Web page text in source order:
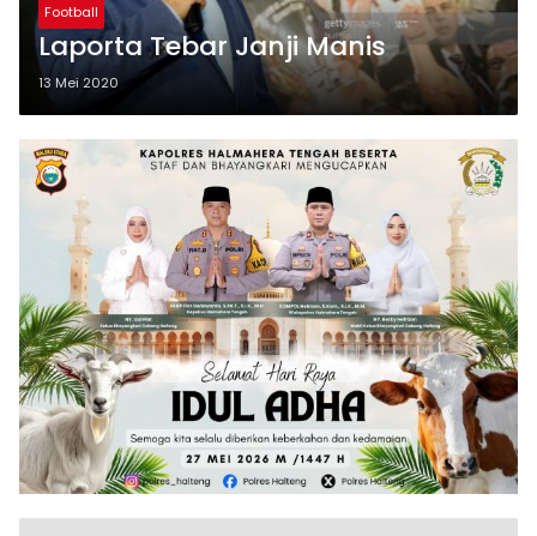
Football
Laporta Tebar Janji Manis
13 Mei 2020